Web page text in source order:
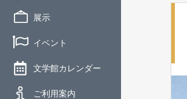
展示
イベント
文学館カレンダー
ご利用案内